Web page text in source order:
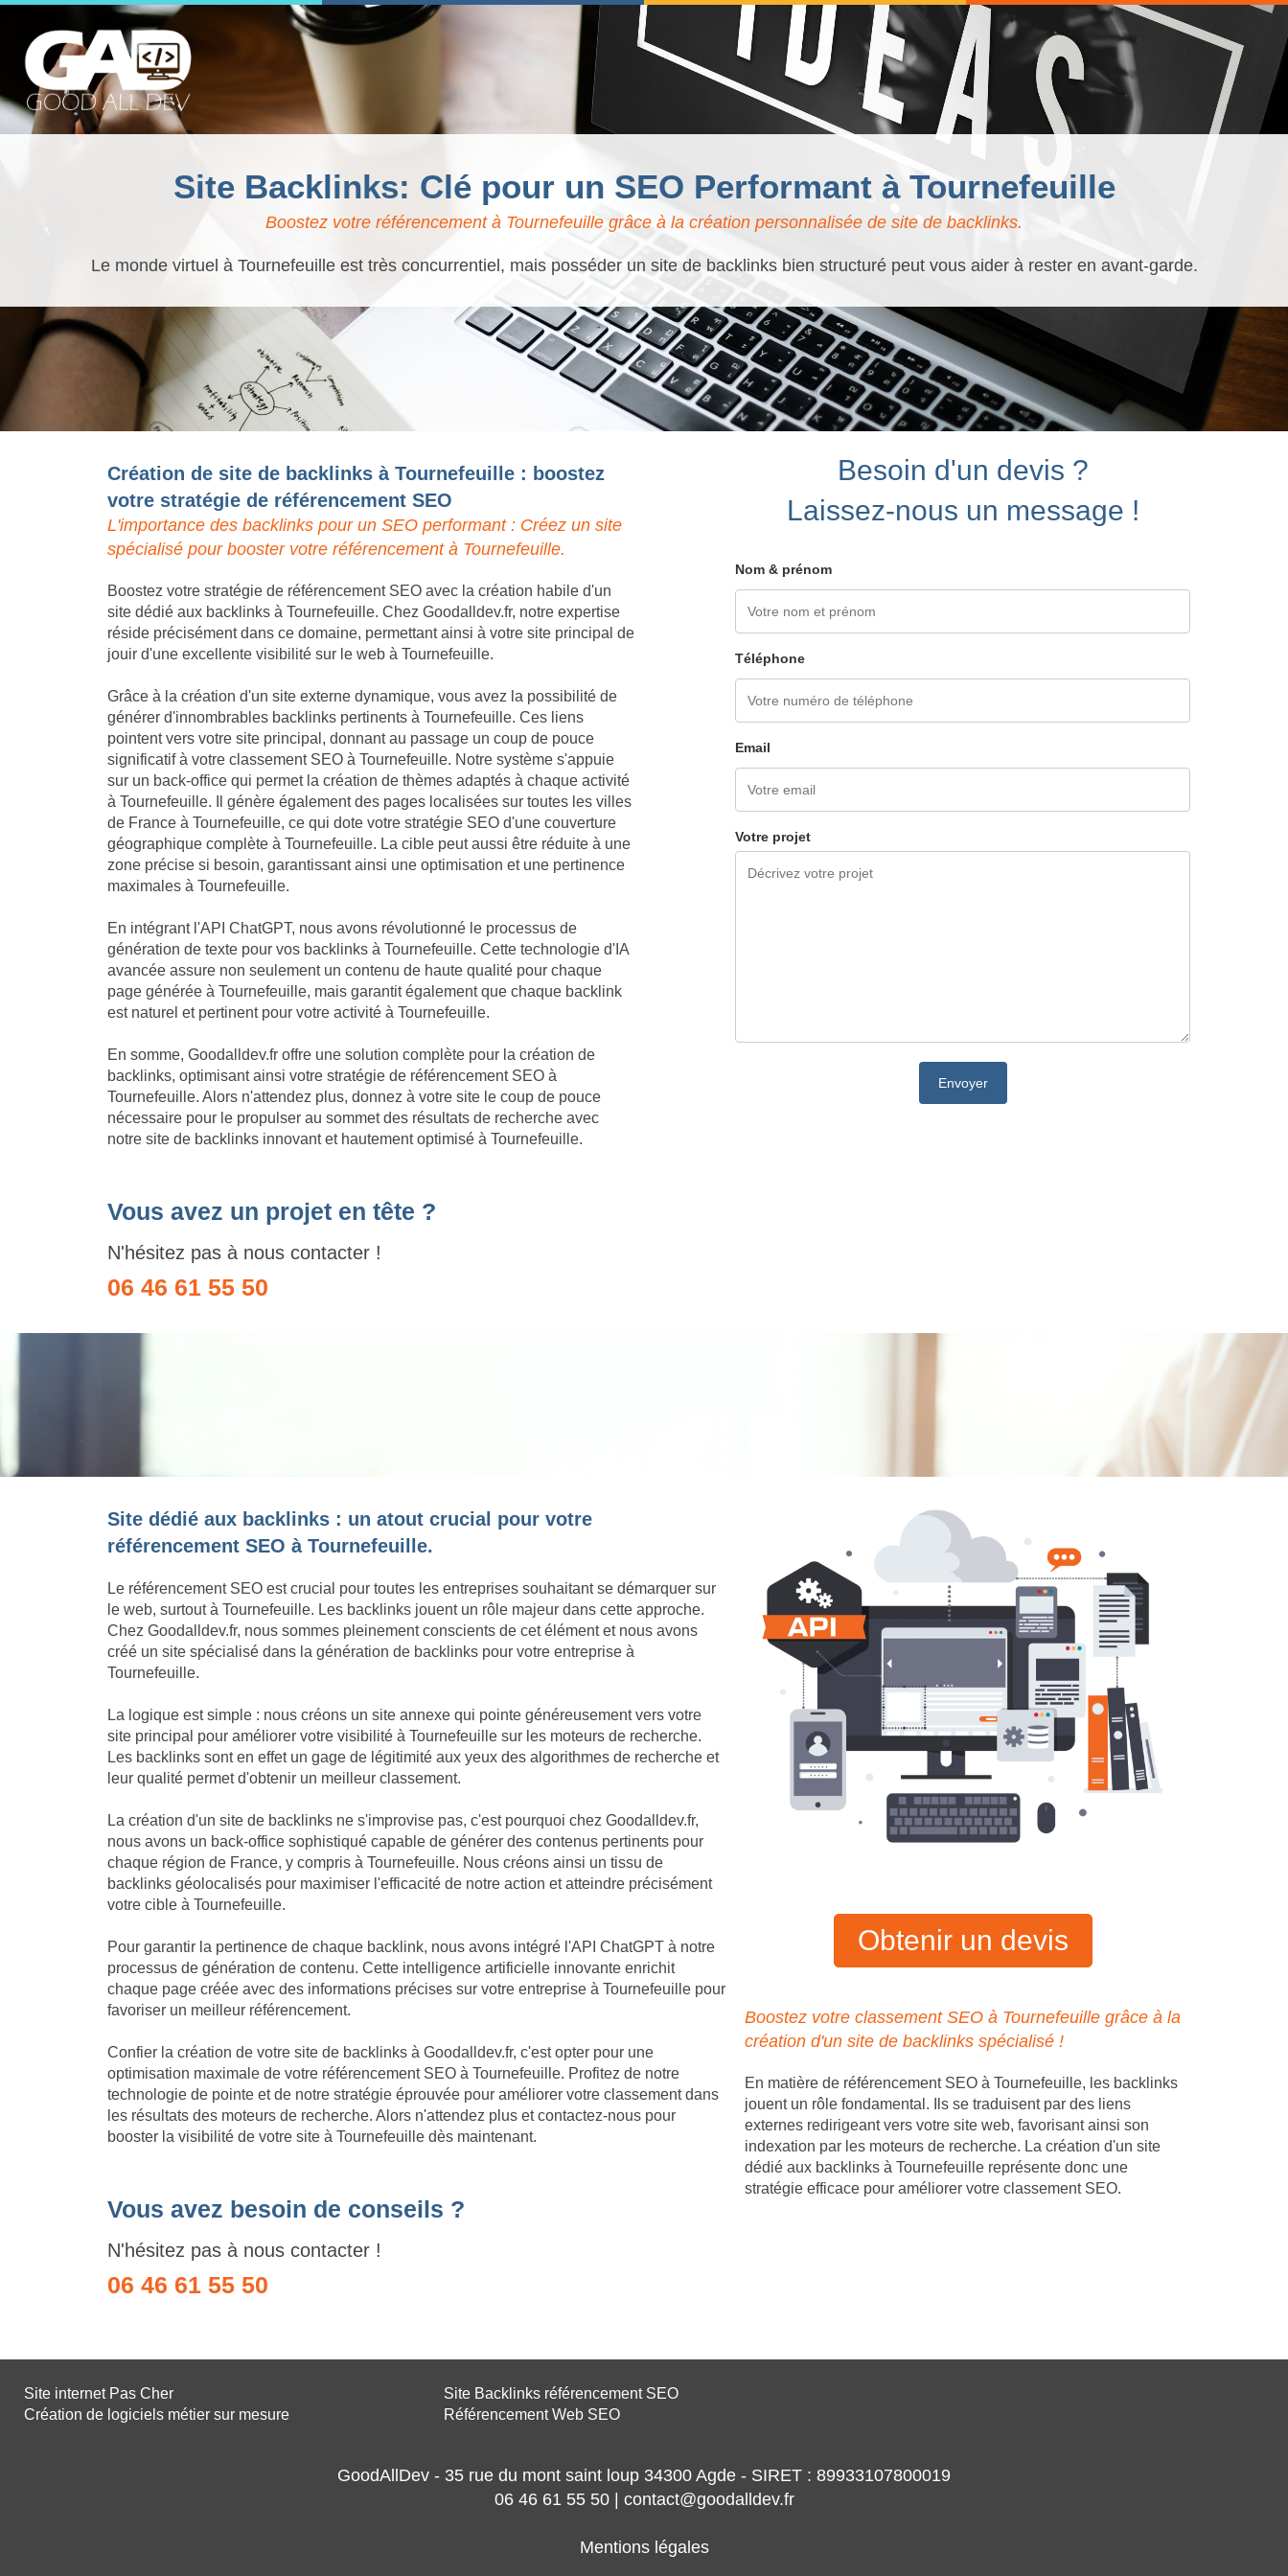
Site Backlinks: Clé pour un SEO Performant à Tournefeuille
Boostez votre référencement à Tournefeuille grâce à la création personnalisée de site de backlinks.
Le monde virtuel à Tournefeuille est très concurrentiel, mais posséder un site de backlinks bien structuré peut vous aider à rester en avant-garde.
Création de site de backlinks à Tournefeuille : boostez
votre stratégie de référencement SEO
L'importance des backlinks pour un SEO performant : Créez un site
spécialisé pour booster votre référencement à Tournefeuille.
Boostez votre stratégie de référencement SEO avec la création habile d'un
site dédié aux backlinks à Tournefeuille. Chez Goodalldev.fr, notre expertise
réside précisément dans ce domaine, permettant ainsi à votre site principal de
jouir d'une excellente visibilité sur le web à Tournefeuille.
Grâce à la création d'un site externe dynamique, vous avez la possibilité de
générer d'innombrables backlinks pertinents à Tournefeuille. Ces liens
pointent vers votre site principal, donnant au passage un coup de pouce
significatif à votre classement SEO à Tournefeuille. Notre système s'appuie
sur un back-office qui permet la création de thèmes adaptés à chaque activité
à Tournefeuille. Il génère également des pages localisées sur toutes les villes
de France à Tournefeuille, ce qui dote votre stratégie SEO d'une couverture
géographique complète à Tournefeuille. La cible peut aussi être réduite à une
zone précise si besoin, garantissant ainsi une optimisation et une pertinence
maximales à Tournefeuille.
En intégrant l'API ChatGPT, nous avons révolutionné le processus de
génération de texte pour vos backlinks à Tournefeuille. Cette technologie d'IA
avancée assure non seulement un contenu de haute qualité pour chaque
page générée à Tournefeuille, mais garantit également que chaque backlink
est naturel et pertinent pour votre activité à Tournefeuille.
En somme, Goodalldev.fr offre une solution complète pour la création de
backlinks, optimisant ainsi votre stratégie de référencement SEO à
Tournefeuille. Alors n'attendez plus, donnez à votre site le coup de pouce
nécessaire pour le propulser au sommet des résultats de recherche avec
notre site de backlinks innovant et hautement optimisé à Tournefeuille.
Vous avez un projet en tête ?
N'hésitez pas à nous contacter !
06 46 61 55 50
Besoin d'un devis ?
Laissez-nous un message !
Nom & prénom
Téléphone
Email
Votre projet
Site dédié aux backlinks : un atout crucial pour votre
référencement SEO à Tournefeuille.
Le référencement SEO est crucial pour toutes les entreprises souhaitant se démarquer sur
le web, surtout à Tournefeuille. Les backlinks jouent un rôle majeur dans cette approche.
Chez Goodalldev.fr, nous sommes pleinement conscients de cet élément et nous avons
créé un site spécialisé dans la génération de backlinks pour votre entreprise à
Tournefeuille.
La logique est simple : nous créons un site annexe qui pointe généreusement vers votre
site principal pour améliorer votre visibilité à Tournefeuille sur les moteurs de recherche.
Les backlinks sont en effet un gage de légitimité aux yeux des algorithmes de recherche et
leur qualité permet d'obtenir un meilleur classement.
La création d'un site de backlinks ne s'improvise pas, c'est pourquoi chez Goodalldev.fr,
nous avons un back-office sophistiqué capable de générer des contenus pertinents pour
chaque région de France, y compris à Tournefeuille. Nous créons ainsi un tissu de
backlinks géolocalisés pour maximiser l'efficacité de notre action et atteindre précisément
votre cible à Tournefeuille.
Pour garantir la pertinence de chaque backlink, nous avons intégré l'API ChatGPT à notre
processus de génération de contenu. Cette intelligence artificielle innovante enrichit
chaque page créée avec des informations précises sur votre entreprise à Tournefeuille pour
favoriser un meilleur référencement.
Confier la création de votre site de backlinks à Goodalldev.fr, c'est opter pour une
optimisation maximale de votre référencement SEO à Tournefeuille. Profitez de notre
technologie de pointe et de notre stratégie éprouvée pour améliorer votre classement dans
les résultats des moteurs de recherche. Alors n'attendez plus et contactez-nous pour
booster la visibilité de votre site à Tournefeuille dès maintenant.
Vous avez besoin de conseils ?
N'hésitez pas à nous contacter !
06 46 61 55 50
Obtenir un devis
Boostez votre classement SEO à Tournefeuille grâce à la
création d'un site de backlinks spécialisé !
En matière de référencement SEO à Tournefeuille, les backlinks
jouent un rôle fondamental. Ils se traduisent par des liens
externes redirigeant vers votre site web, favorisant ainsi son
indexation par les moteurs de recherche. La création d'un site
dédié aux backlinks à Tournefeuille représente donc une
stratégie efficace pour améliorer votre classement SEO.
Site internet Pas Cher
Création de logiciels métier sur mesure
Site Backlinks référencement SEO
Référencement Web SEO
GoodAllDev - 35 rue du mont saint loup 34300 Agde - SIRET : 89933107800019
06 46 61 55 50 | contact@goodalldev.fr
Mentions légales